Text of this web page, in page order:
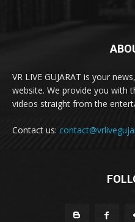
VR LIVE GUJARAT is your
website. We provide you with
videos straight from the
Contact us: